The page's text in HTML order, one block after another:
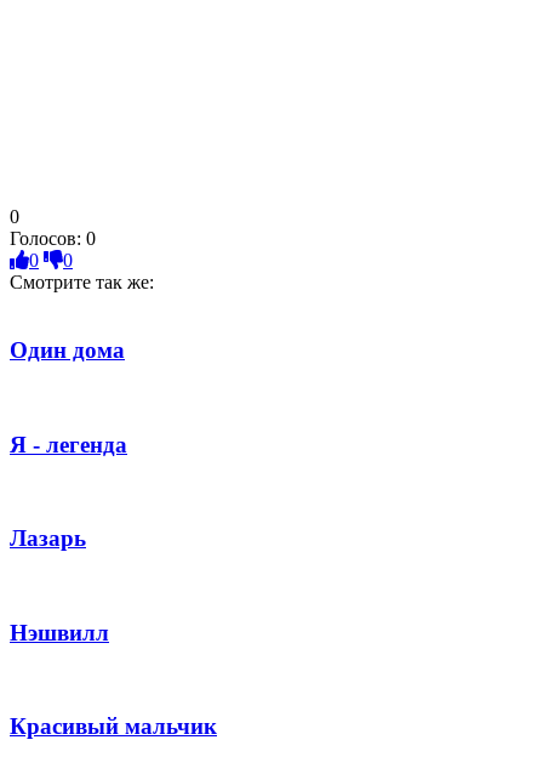
0
Голосов: 0
0
0
Смотрите так же:
Один дома
Я - легенда
Лазарь
Нэшвилл
Красивый мальчик